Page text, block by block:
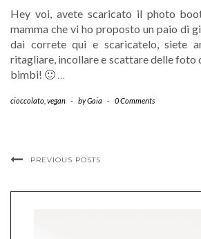
Hey voi, avete scaricato il photo
mamma che vi ho proposto un paio di
dai correte qui e scaricatelo, siete
ritagliare, incollare e scattare delle
bimbi! 🙂
cioccolato vegan - byGaia - 0 Comments
PREVIOUS POSTS